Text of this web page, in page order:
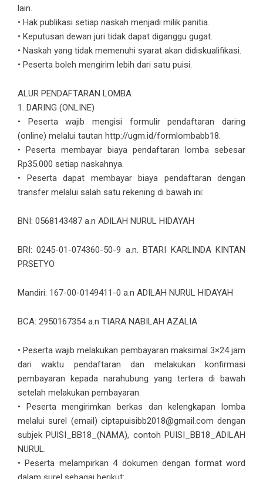
lain.
• Hak publikasi setiap naskah menjadi milik panitia.
• Keputusan dewan juri tidak dapat diganggu gugat.
• Naskah yang tidak memenuhi syarat akan didiskualifikasi.
• Peserta boleh mengirim lebih dari satu puisi.
ALUR PENDAFTARAN LOMBA
1. DARING (ONLINE)
• Peserta wajib mengisi formulir pendaftaran daring
(online) melalui tautan http://ugm.id/formlombabb18.
• Peserta membayar biaya pendaftaran lomba sebesar
Rp35.000 setiap naskahnya.
• Peserta dapat membayar biaya pendaftaran dengan
transfer melalui salah satu rekening di bawah ini:
BNI: 0568143487 a.n ADILAH NURUL HIDAYAH
BRI: 0245-01-074360-50-9 a.n. BTARI KARLINDA KINTAN
PRSETYO
Mandiri: 167-00-0149411-0 a.n ADILAH NURUL HIDAYAH
BCA: 2950167354 a.n TIARA NABILAH AZALIA
• Peserta wajib melakukan pembayaran maksimal 3×24 jam
dari waktu pendaftaran dan melakukan konfirmasi
pembayaran kepada narahubung yang tertera di bawah
setelah melakukan pembayaran.
• Peserta mengirimkan berkas dan kelengkapan lomba
melalui surel (email) ciptapuisibb2018@gmail.com dengan
subjek PUISI_BB18_(NAMA), contoh PUISI_BB18_ADILAH
NURUL.
• Peserta melampirkan 4 dokumen dengan format word